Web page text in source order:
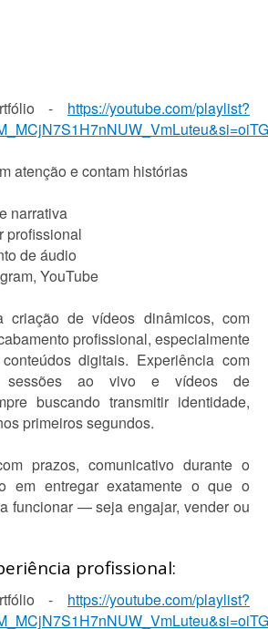
- https://youtube.com/playlist?
atenção e contam histórias
narrativa
profissional
de áudio
YouTube
criação de vídeos dinâmicos, com
profissional, especialmente
digitais. Experiência com
sessões ao vivo e vídeos de
buscando transmitir identidade,
primeiros segundos.
prazos, comunicativo durante o
em entregar exatamente o que o
funcionar — seja engajar, vender ou
profissional:
- https://youtube.com/playlist?